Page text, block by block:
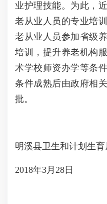
业护理技能。为此，
老从业人员的专业培
老从业人员参加省级
培训，提升养老机构
术学校师资办学等条
条件成熟后由政府相
批。
明溪县卫生和计划生
2018年3月28日